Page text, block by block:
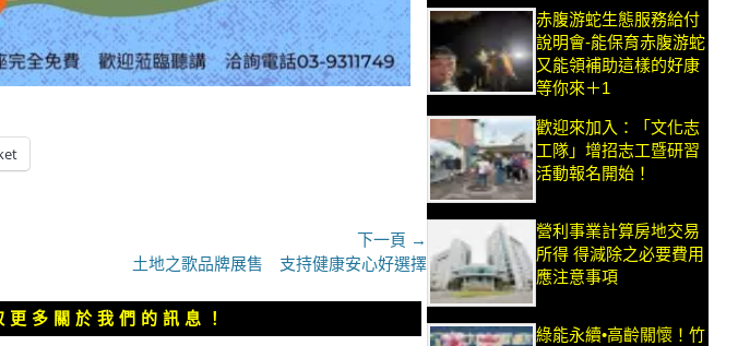
下一頁 →
篇
文
土地之歌品牌展售 支持健康安心好選擇
多關於我們的訊息！
赤腹游蛇生態服務給付
說明會-能保育赤腹游蛇
又能領補助這樣的好康
等你來＋1
歡迎來加入：「文化志
工隊」增招志工暨研習
活動報名開始！
營利事業計算房地交易
所得 得減除之必要費用
應注意事項
綠能永續•高齡關懷！竹